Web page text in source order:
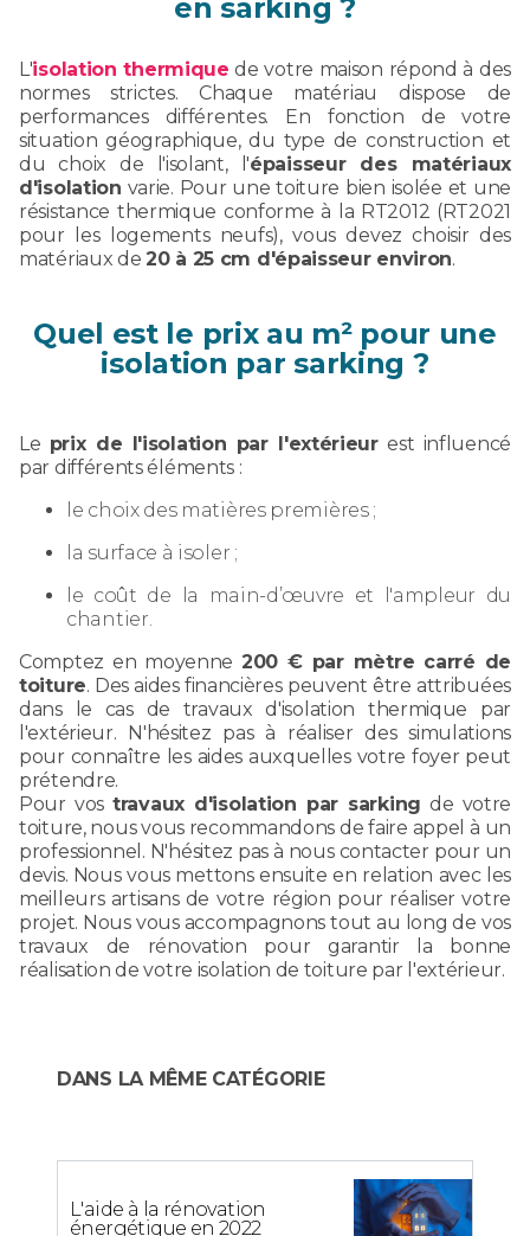
en sarking ?
L'isolation thermique de votre maison répond à des
normes strictes. Chaque matériau dispose de
performances différentes. En fonction de votre
situation géographique, du type de construction et
du choix de l'isolant, l'épaisseur des matériaux
d'isolation varie. Pour une toiture bien isolée et une
résistance thermique conforme à la RT2012 (RT2021
pour les logements neufs), vous devez choisir des
matériaux de20 à 25 cm d'épaisseur environ.
Quel est le prix au m² pour une
isolation par sarking ?
Le prix de l'isolation par l'extérieurest influencé
par différents éléments :
le choix des matières premières ;
la surface à isoler ;
le coût de la main-d’œuvre et l'ampleur du
chantier.
Comptez en moyenne200 € par mètre carré de
toiture. Des aides financières peuvent être attribuées
dans le cas de travaux d'isolation thermique par
l'extérieur. N'hésitez pas à réaliser des simulations
pour connaître les aides auxquelles votre foyer peut
prétendre.
Pour vostravaux d'isolation par sarking de votre
toiture, nous vous recommandons de faire appel à un
professionnel. N'hésitez pas à nous contacter pour un
devis. Nous vous mettons ensuite en relation avec les
meilleurs artisans de votre région pour réaliser votre
projet. Nous vous accompagnons tout au long de vos
travaux de rénovation pour garantir la bonne
réalisation de votre isolation de toiture par l'extérieur.
DANS LA MÊME CATÉGORIE
L'aide à la rénovation
énergétique en 2022